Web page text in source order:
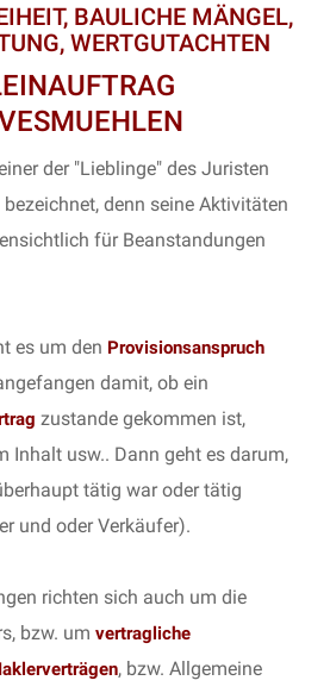
BAULICHE MÄNGEL,
WERTGUTACHTEN
der "Lieblinge" des Juristen
denn seine Aktivitäten
für Beanstandungen
es um den Provisionsanspruch
damit, ob ein
zustande gekommen ist,
Inhalt usw.. Dann geht es darum,
tätig war oder tätig
und oder Verkäufer).
richten sich auch um die
bzw. um vertragliche
, bzw. Allgemeine